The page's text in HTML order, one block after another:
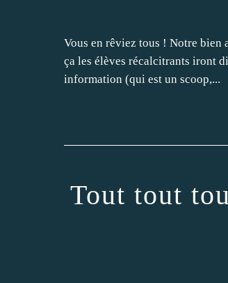
Vous en rêviez tous ! Notre bien
ça les élèves récalcitrants iront
information (qui est un scoop,...
Tout tout